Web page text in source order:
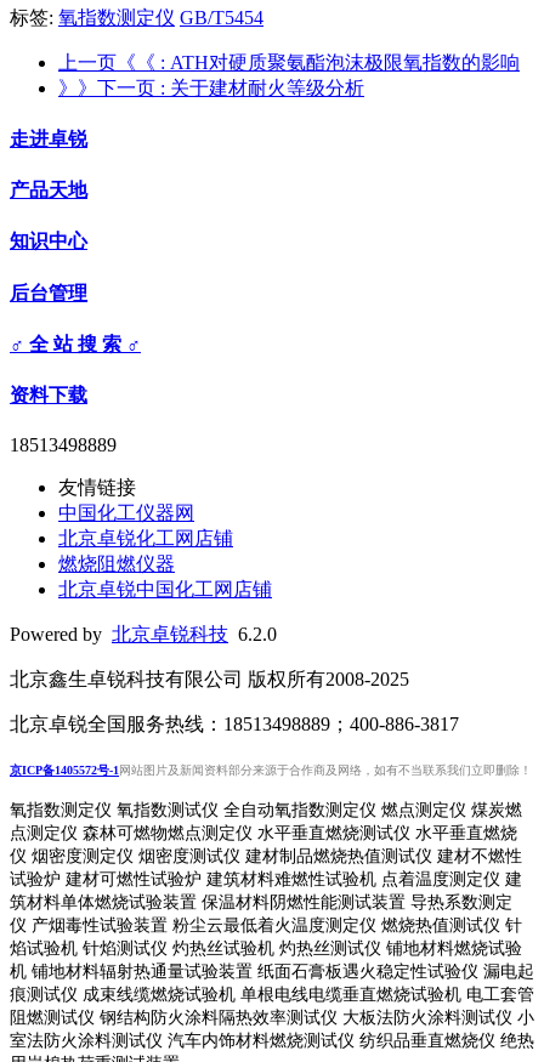
标签: 氧指数测定仪 GB/T5454
上一页《《 : ATH对硬质聚氨酯泡沫极限氧指数的影响
》》下一页 : 关于建材耐火等级分析
走进卓锐
产品天地
知识中心
后台管理
♂ 全 站 搜 索 ♂
资料下载
18513498889
友情链接
中国化工仪器网
北京卓锐化工网店铺
燃烧阻燃仪器
北京卓锐中国化工网店铺
Powered by 北京卓锐科技 6.2.0
北京鑫生卓锐科技有限公司 版权所有2008-2025
北京卓锐全国服务热线：18513498889；400-886-3817
京ICP备1405572号-1网站图片及新闻资料部分来源于合作商及网络，如有不当联系我们立即删除！
氧指数测定仪 氧指数测试仪 全自动氧指数测定仪 燃点测定仪 煤炭燃
点测定仪 森林可燃物燃点测定仪 水平垂直燃烧测试仪 水平垂直燃烧
仪 烟密度测定仪 烟密度测试仪 建材制品燃烧热值测试仪 建材不燃性
试验炉 建材可燃性试验炉 建筑材料难燃性试验机 点着温度测定仪 建
筑材料单体燃烧试验装置 保温材料阴燃性能测试装置 导热系数测定
仪 产烟毒性试验装置 粉尘云最低着火温度测定仪 燃烧热值测试仪 针
焰试验机 针焰测试仪 灼热丝试验机 灼热丝测试仪 铺地材料燃烧试验
机 铺地材料辐射热通量试验装置 纸面石膏板遇火稳定性试验仪 漏电起
痕测试仪 成束线缆燃烧试验机 单根电线电缆垂直燃烧试验机 电工套管
阻燃测试仪 钢结构防火涂料隔热效率测试仪 大板法防火涂料测试仪 小
室法防火涂料测试仪 汽车内饰材料燃烧测试仪 纺织品垂直燃烧仪 绝热